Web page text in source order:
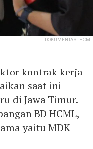
DOKUMENTASI HCML
kontrak kerja
saat ini
di Jawa Timur.
BD HCML,
yaitu MDK